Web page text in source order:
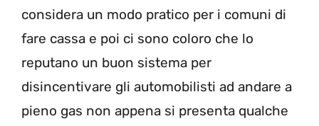
considera un modo pratico per i comuni di
fare cassa e poi ci sono coloro che lo
reputano un buon sistema per
disincentivare gli automobilisti ad andare a
pieno gas non appena si presenta qualche